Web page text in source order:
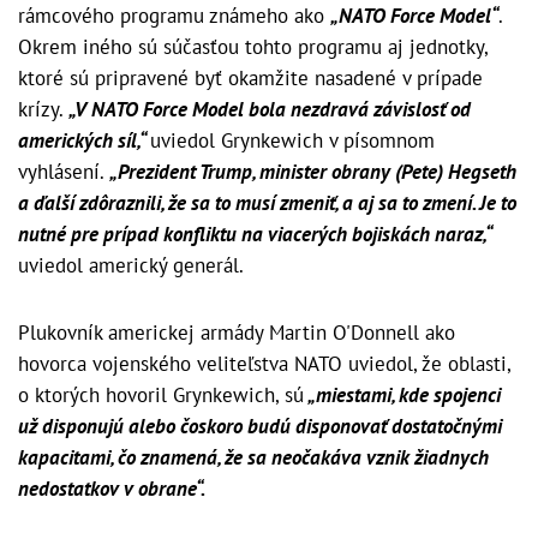
rámcového programu známeho ako „NATO Force Model“.
Okrem iného sú súčasťou tohto programu aj jednotky,
ktoré sú pripravené byť okamžite nasadené v prípade
krízy. „V NATO Force Model bola nezdravá závislosť od
amerických síl,“uviedol Grynkewich v písomnom
vyhlásení. „Prezident Trump, minister obrany (Pete) Hegseth
a ďalší zdôraznili, že sa to musí zmeniť, a aj sa to zmení. Je to
nutné pre prípad konfliktu na viacerých bojiskách naraz,“
uviedol americký generál.
Plukovník americkej armády Martin O'Donnell ako
hovorca vojenského veliteľstva NATO uviedol, že oblasti,
o ktorých hovoril Grynkewich, sú„miestami, kde spojenci
už disponujú alebo čoskoro budú disponovať dostatočnými
kapacitami, čo znamená, že sa neočakáva vznik žiadnych
nedostatkov v obrane“.